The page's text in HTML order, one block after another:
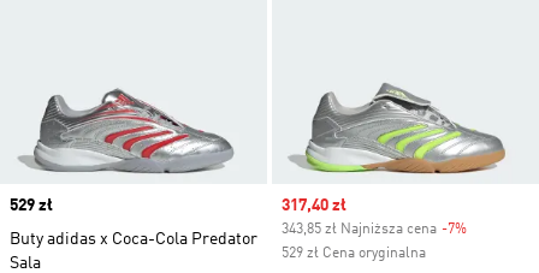
Price
529 zł
Buty adidas x Coca-Cola Predator
Sala
Sale price
317,40 zł
343,85 zł Najniższa cena -7%
529 zł Cena oryginalna